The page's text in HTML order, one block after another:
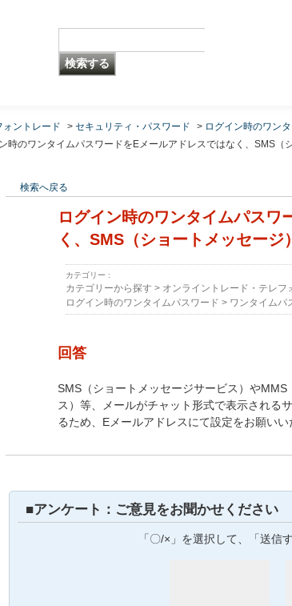
ォントレード > セキュリティ・パスワード > ログイン時のワン
時のワンタイムパスワードをEメールアドレスではなく、SMS（
検索へ戻る
ログイン時のワンタイムパスワ
く、SMS（ショートメッセージ
カテゴリー :
カテゴリーから探す > オンライントレード・テレフ
ログイン時のワンタイムパスワード > ワンタイムパ
回答
SMS（ショートメッセージサービス）や
ス）等、メールがチャット形式で表示される
るため、Eメールアドレスにて設定をお願いい
■アンケート：ご意見をお聞かせください
「〇/×」を選択して、「送信